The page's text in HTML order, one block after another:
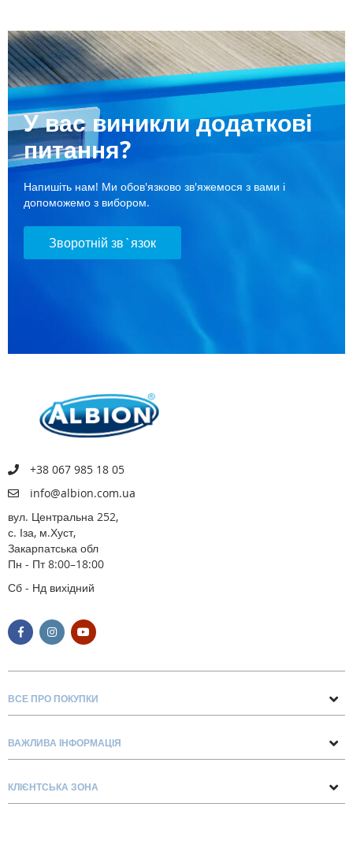
У вас виникли додаткові
питання?
Напишіть нам! Ми обов'язково зв'яжемося з вами і
допоможемо з вибором.
Зворотній зв`язок
+38 067 985 18 05
info@albion.com.ua
вул. Центральна 252,
с. Іза, м.Хуст,
Закарпатська обл
Пн - Пт 8:00–18:00
Сб - Нд вихідний
ВСЕ ПРО ПОКУПКИ
Про нас
Блог
ВАЖЛИВА ІНФОРМАЦІЯ
Доставка та оплата
КЛІЄНТСЬКА ЗОНА